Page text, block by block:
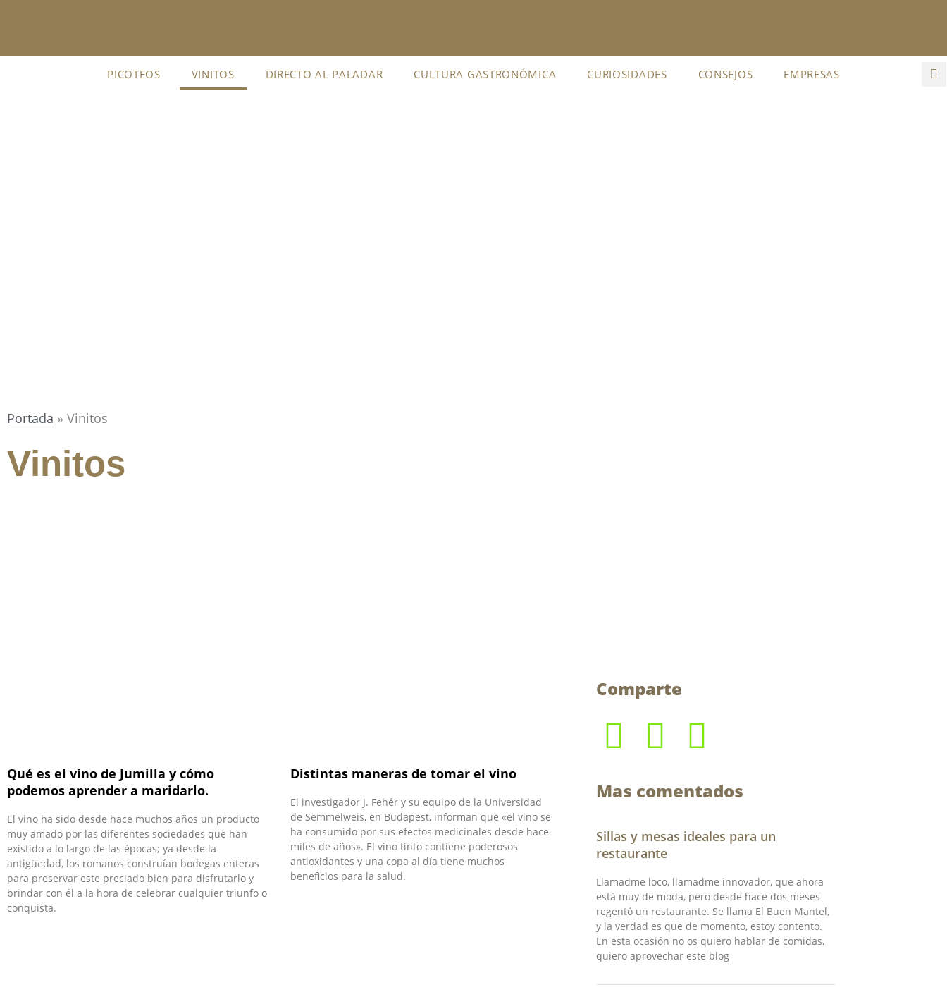
PICOTEOS VINITOS DIRECTO AL PALADAR CULTURA GASTRONÓMICA CURIOSIDADES CONSEJOS EMPRESAS
Portada » Vinitos
Vinitos
Qué es el vino de Jumilla y cómo
podemos aprender a maridarlo.
El vino ha sido desde hace muchos años un producto
muy amado por las diferentes sociedades que han
existido a lo largo de las épocas; ya desde la
antigüedad, los romanos construían bodegas enteras
para preservar este preciado bien para disfrutarlo y
brindar con él a la hora de celebrar cualquier triunfo o
conquista.
Distintas maneras de tomar el vino
El investigador J. Fehér y su equipo de la Universidad
de Semmelweis, en Budapest, informan que «el vino se
ha consumido por sus efectos medicinales desde hace
miles de años». El vino tinto contiene poderosos
antioxidantes y una copa al día tiene muchos
beneficios para la salud.
Comparte
F
c
e
b
o
o
k
T
i
t
t
e
r
Y
u
t
u
b
e
Mas comentados
Sillas y mesas ideales para un
restaurante
Llamadme loco, llamadme innovador, que ahora
está muy de moda, pero desde hace dos meses
regentó un restaurante. Se llama El Buen Mantel,
y la verdad es que de momento, estoy contento.
En esta ocasión no os quiero hablar de comidas,
quiero aprovechar este blog